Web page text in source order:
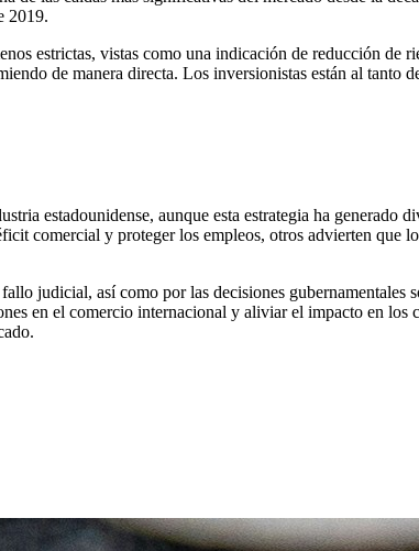
2019.
estrictas, vistas como una indicación de reducción
de manera directa. Los inversionistas están al tanto
estadounidense, aunque esta estrategia ha generado
comercial y proteger los empleos, otros advierten que
judicial, así como por las decisiones gubernamentales
en el comercio internacional y aliviar el impacto en